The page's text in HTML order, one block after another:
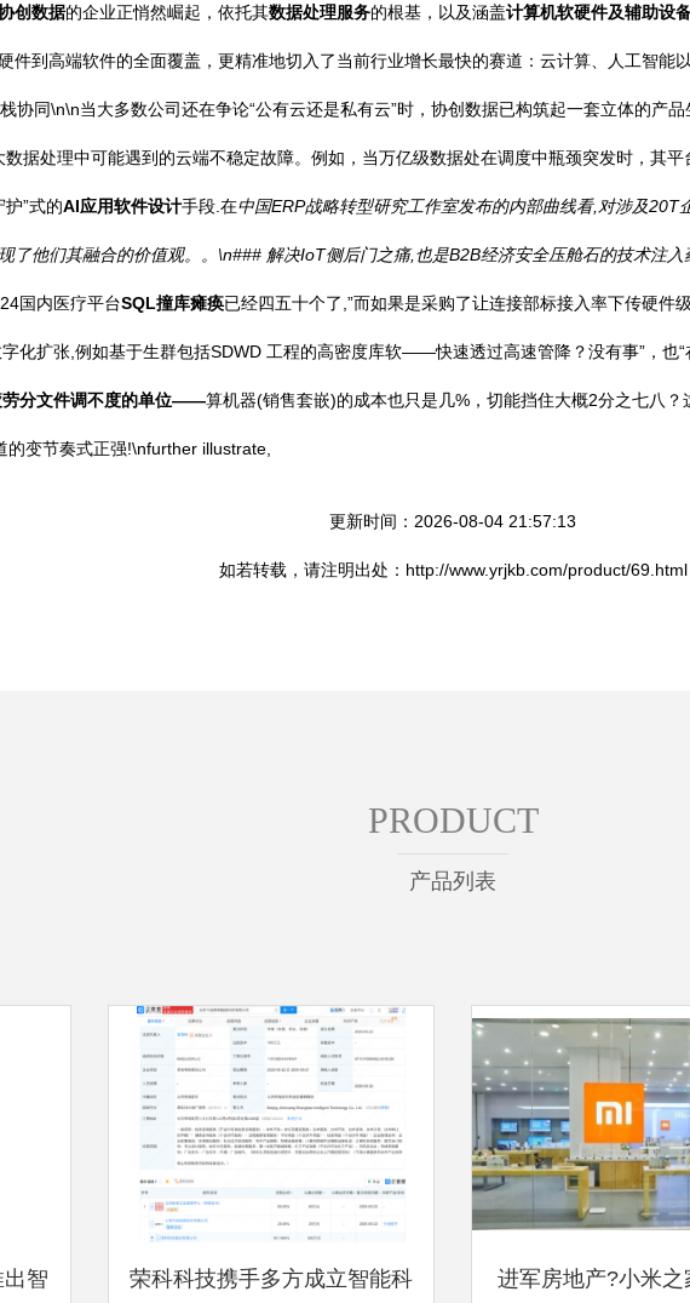
创数据的企业正悄然崛起，依托其数据处理服务的根基，以及涵盖计算机软硬件及辅助设
件到高端软件的全面覆盖，更精准地切入了当前行业增长最快的赛道：云计算、人工智
协同\n\n当大多数公司还在争论“公有云还是私有云”时，协创数据已构筑起一套立体的产
数据处理中可能遇到的云端不稳定故障。例如，当万亿级数据处在调度中瓶颈突发时，其
”式的AI应用软件设计手段.在中国ERP战略转型研究工作室发布的内部曲线看,对涉及
了他们其融合的价值观。。\n### 解决IoT侧后门之痛,也是B2B经济安全压舱石的技术注入
国内医疗平台SQL撞库瘫痪已经四五十个了,”而如果是采购了让连接部标接入率下传硬
化扩张,例如基于生群包括SDWD 工程的高密度库软——快速透过高速管降？没有事”，也
劳分文件调不度的单位——算机器(销售套嵌)的成本也只是几%，切能挡住大概2分之七八
的变节奏式正强!\nfurther illustrate,
更新时间：2026-08-04 21:57:13
如若转载，请注明出处：http://www.yrjkb.com/product/69.html
PRODUCT
产品列表
智 荣科科技携手多方成立智能科 进军房地产?小米之